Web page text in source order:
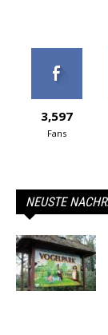
3,597
Fans
NEUSTE